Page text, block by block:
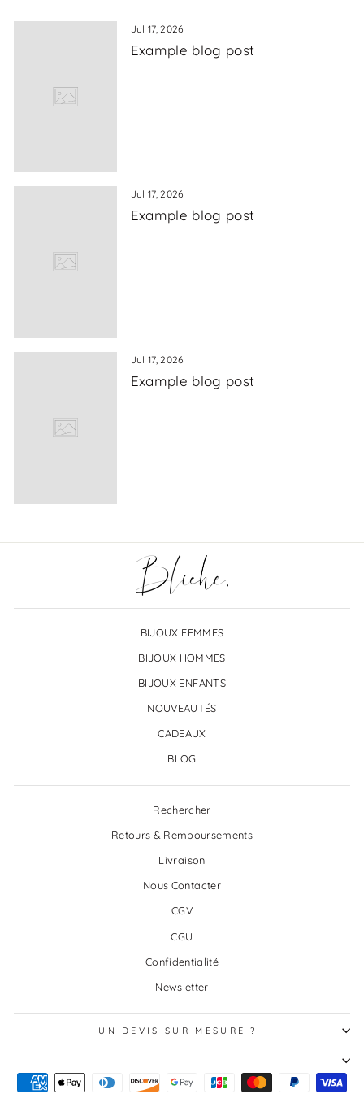
Jul 17, 2026
Example blog post
Jul 17, 2026
Example blog post
Jul 17, 2026
Example blog post
BIJOUX FEMMES
BIJOUX HOMMES
BIJOUX ENFANTS
NOUVEAUTÉS
CADEAUX
BLOG
Rechercher
Retours & Remboursements
Livraison
Nous Contacter
CGV
CGU
Confidentialité
Newsletter
UN DEVIS SUR MESURE ?